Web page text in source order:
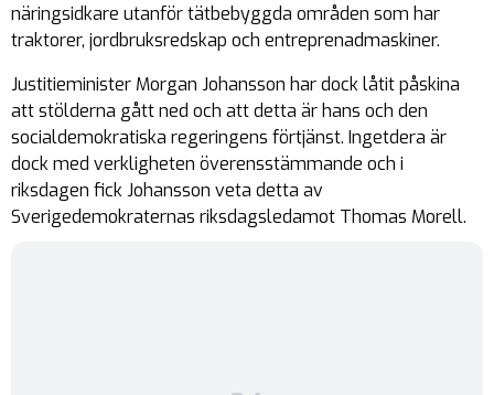
näringsidkare utanför tätbebyggda områden som har
traktorer, jordbruksredskap och entreprenadmaskiner.
Justitieminister Morgan Johansson har dock låtit påskina
att stölderna gått ned och att detta är hans och den
socialdemokratiska regeringens förtjänst. Ingetdera är
dock med verkligheten överensstämmande och i
riksdagen fick Johansson veta detta av
Sverigedemokraternas riksdagsledamot Thomas Morell.